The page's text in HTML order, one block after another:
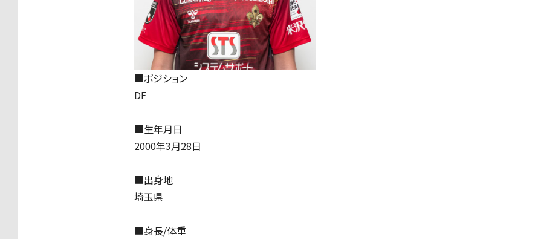
■ポジション
DF
■生年月日
2000年3月28日
■出身地
埼玉県
■身長/体重